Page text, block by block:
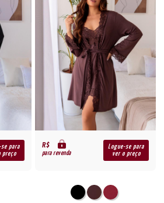
se para
preço
R$
para revenda
Logue-se para
ver o preço